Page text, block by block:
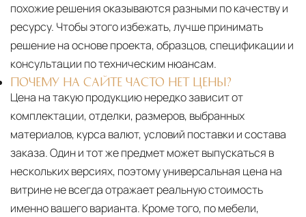
похожие решения оказываются разными по качеству и
ресурсу. Чтобы этого избежать, лучше принимать
решение на основе проекта, образцов, спецификации и
консультации по техническим нюансам.
ПОЧЕМУ НА САЙТЕ ЧАСТО НЕТ ЦЕНЫ?
Цена на такую продукцию нередко зависит от
комплектации, отделки, размеров, выбранных
материалов, курса валют, условий поставки и состава
заказа. Один и тот же предмет может выпускаться в
нескольких версиях, поэтому универсальная цена на
витрине не всегда отражает реальную стоимость
именно вашего варианта. Кроме того, по мебели,